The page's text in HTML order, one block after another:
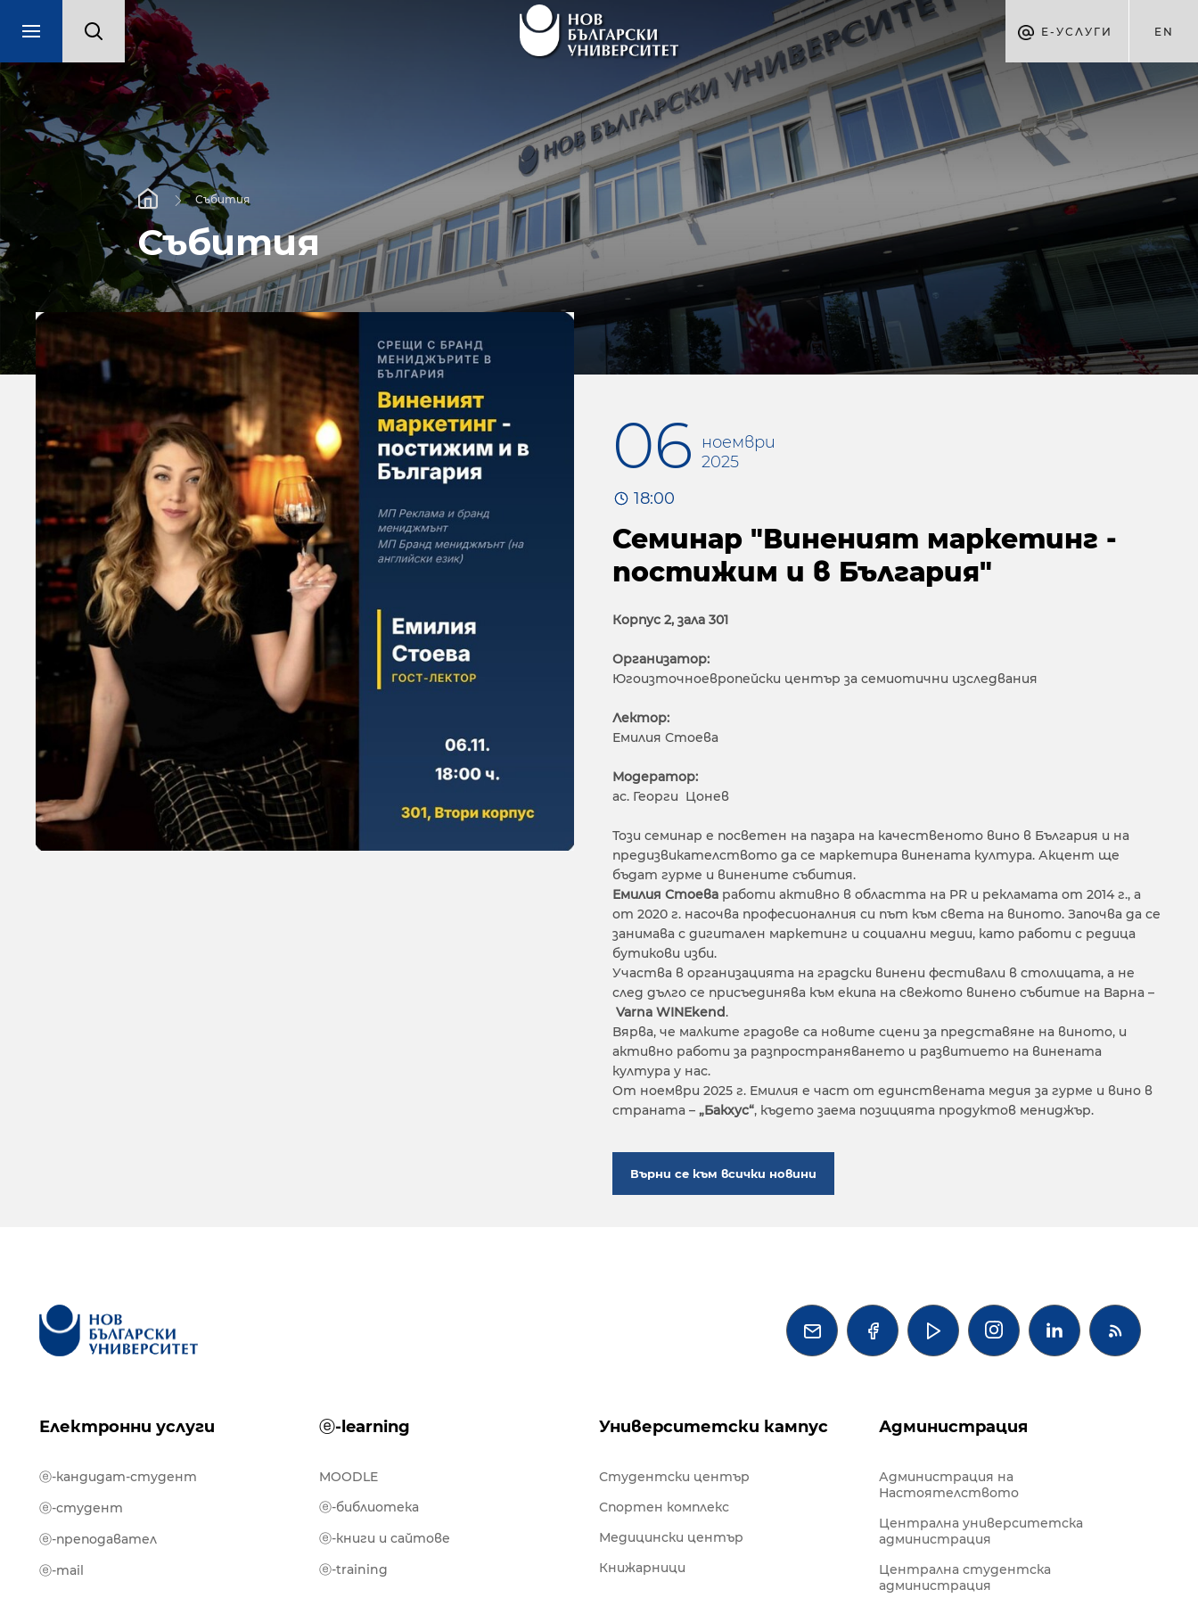
Е-УСЛУГИ EN
Събития
Събития
06
ноември
2025
18:00
Семинар "Виненият маркетинг -
постижим и в България"
Корпус 2, зала 301
Организатор:
Югоизточноевропейски център за семиотични изследвания
Лектор:
Емилия Стоева
Модератор:
ас. Георги Цонев
Този семинар е посветен на пазара на качественото вино в България и на
предизвикателството да се маркетира винената култура. Акцент ще
бъдат гурме и винените събития.
Емилия Стоева работи активно в областта на PR и рекламата от 2014 г., а
от 2020 г. насочва професионалния си път към света на виното. Започва да се
занимава с дигитален маркетинг и социални медии, като работи с редица
бутикови изби.
Участва в организацията на градски винени фестивали в столицата, а не
след дълго се присъединява към екипа на свежото винено събитие на Варна –
Varna WINEkend.
Вярва, че малките градове са новите сцени за представяне на виното, и
активно работи за разпространяването и развитието на винената
култура у нас.
От ноември 2025 г. Емилия е част от единствената медия за гурме и вино в
страната – „Бакхус“, където заема позицията продуктов мениджър.
Върни се към всички новини
   
Електронни услуги ⓔ-learning Университетски кампус Администрация
ⓔ-кандидат-студент
ⓔ-студент
ⓔ-преподавател
ⓔ-mail
MOODLE
ⓔ-библиотека
ⓔ-книги и сайтове
ⓔ-training
Студентски център
Спортен комплекс
Медицински център
Книжарници
Администрация на
Настоятелството
Централна университетска
администрация
Централна студентска
администрация